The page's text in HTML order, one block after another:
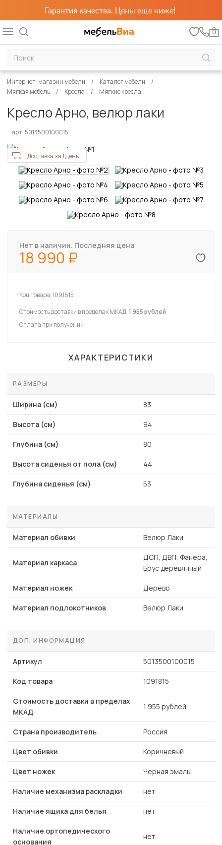
Гарантия качества. Цены еще ниже!
0
Интернет-магазин мебели
Каталог мебели
Мягкая мебель
Кресла Мягкие кресла
Кресло Арно, велюр лаки
арт. 5013500100015
Доставка за 1 день
Нет в наличии. Последняя цена
18 990
Код товара:1091815
Стоимость доставки в пределах МКАД:1 955 рублей
Оплата при получении
ХАРАКТЕРИСТИКИ
РАЗМЕРЫ
Ширина (см) 83
Высота (см) 94
Глубина (см) 80
Высота сиденья от пола (см) 44
Глубина сиденья (см) 53
МАТЕРИАЛЫ
Материал обивки Велюр Лаки
Материал каркаса
ДСП, ДВП, Фанера,
Брус деревянный
Материал ножек Дерево
Материал подлокотников Велюр Лаки
ДОП. ИНФОРМАЦИЯ
Артикул 5013500100015
Код товара 1091815
Стоимость доставки в пределах
МКАД
1 955 рублей
Страна производитель Россия
Цвет обивки Коричневый
Цвет ножек Черная эмаль
Наличие механизма раскладки нет
Наличие ящика для белья нет
Наличие ортопедического
основания
нет